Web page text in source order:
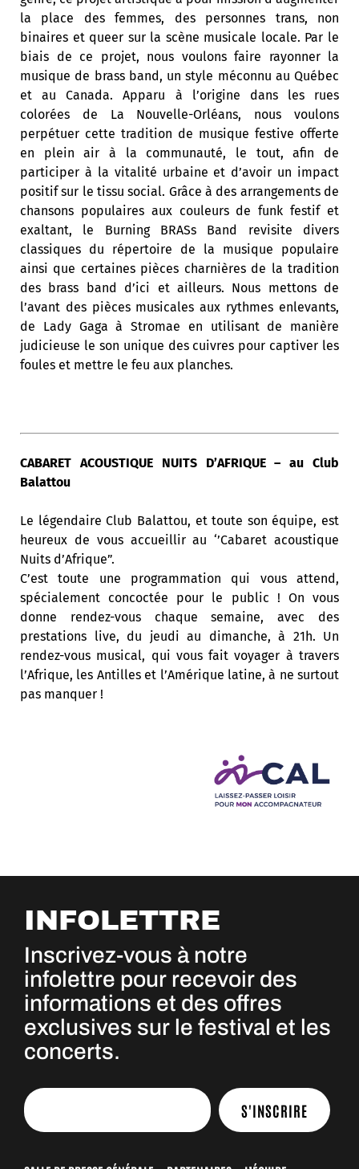
la place des femmes, des personnes trans, non
binaires et queer sur la scène musicale locale. Par le
biais de ce projet, nous voulons faire rayonner la
musique de brass band, un style méconnu au Québec
et au Canada. Apparu à l’origine dans les rues
colorées de La Nouvelle-Orléans, nous voulons
perpétuer cette tradition de musique festive offerte
en plein air à la communauté, le tout, afin de
participer à la vitalité urbaine et d’avoir un impact
positif sur le tissu social. Grâce à des arrangements de
chansons populaires aux couleurs de funk festif et
exaltant, le Burning BRASs Band revisite divers
classiques du répertoire de la musique populaire
ainsi que certaines pièces charnières de la tradition
des brass band d’ici et ailleurs. Nous mettons de
l’avant des pièces musicales aux rythmes enlevants,
de Lady Gaga à Stromae en utilisant de manière
judicieuse le son unique des cuivres pour captiver les
foules et mettre le feu aux planches.
CABARET ACOUSTIQUE NUITS D’AFRIQUE – au Club
Balattou
Le légendaire Club Balattou, et toute son équipe, est
heureux de vous accueillir au ‘’Cabaret acoustique
Nuits d’Afrique”.
C’est toute une programmation qui vous attend,
spécialement concoctée pour le public ! On vous
donne rendez-vous chaque semaine, avec des
prestations live, du jeudi au dimanche, à 21h. Un
rendez-vous musical, qui vous fait voyager à travers
l’Afrique, les Antilles et l’Amérique latine, à ne surtout
pas manquer !
INFOLETTRE
Inscrivez-vous à notre
infolettre pour recevoir des
informations et des offres
exclusives sur le festival et les
concerts.
S'INSCRIRE